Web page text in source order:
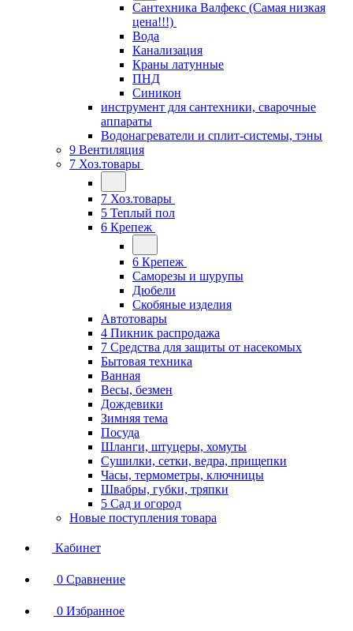
Сантехника Валфекс (Самая низкая
цена!!!)
Вода
Канализация
Краны латунные
ПНД
Синикон
инструмент для сантехники, сварочные
аппараты
Водонагреватели и сплит-системы, тэны
9 Вентиляция
7 Хоз.товары
7 Хоз.товары
5 Теплый пол
6 Крепеж
6 Крепеж
Саморезы и шурупы
Дюбели
Скобяные изделия
Автотовары
4 Пикник распродажа
7 Средства для защиты от насекомых
Бытовая техника
Ванная
Весы, безмен
Дождевики
Зимняя тема
Посуда
Шланги, штуцеры, хомуты
Сушилки, сетки, ведра, прищепки
Часы, термометры, ключницы
Швабры, губки, тряпки
5 Сад и огород
Новые поступления товара
Кабинет
0 Сравнение
0 Избранное